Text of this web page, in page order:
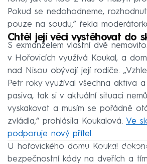
Pokud se nedohodneme,
pouze na soudu,” řekla
Chtěl její věci vystěhovat do
S exmanželem vlastní dvě
v Hořovicích využívá Koukal, a
nad Nisou obývají její rodiče.
Petr roky využíval všechna aktiva
pasiva, tak si v aktuální situaci
vyskakovat a musím se pořádně
zvládla,“ prohlásila Koukalová. Ve
podporuje nový přítel.
Failed to
U hořovického domu Koukal
bezpečnostní kódy na dveřích a